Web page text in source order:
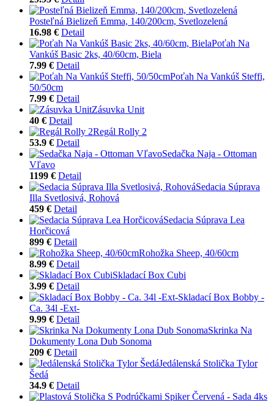
Posteľná Bielizeň Emma, 140/200cm, Svetlozelená
16.98 € Detail
Poťah Na
Vankúš Basic 2ks, 40/60cm, Biela
7.99 € Detail
Poťah Na Vankúš Steffi,
50/50cm
7.99 € Detail
Zásuvka Unit
40 € Detail
Regál Rolly 2
53.9 € Detail
Sedačka Naja - Ottoman
Vľavo
1199 € Detail
Sedacia Súprava
Illa Svetlosivá, Rohová
459 € Detail
Sedacia Súprava Lea
Horčicová
899 € Detail
Rohožka Sheep, 40/60cm
8.99 € Detail
Skladací Box Cubi
3.99 € Detail
Skladací Box Bobby -
Ca. 34l -Ext-
9.99 € Detail
Skrinka Na
Dokumenty Lona Dub Sonoma
209 € Detail
Jedálenská Stolička Tylor
Šedá
34.9 € Detail